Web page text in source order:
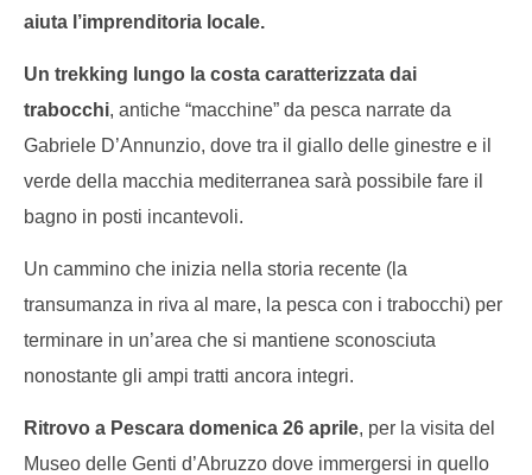
aiuta l’imprenditoria locale.
Un trekking lungo la costa caratterizzata dai
trabocchi, antiche “macchine” da pesca narrate da
Gabriele D’Annunzio, dove tra il giallo delle ginestre e il
verde della macchia mediterranea sarà possibile fare il
bagno in posti incantevoli.
Un cammino che inizia nella storia recente (la
transumanza in riva al mare, la pesca con i trabocchi) per
terminare in un’area che si mantiene sconosciuta
nonostante gli ampi tratti ancora integri.
Ritrovo a Pescara domenica 26 aprile, per la visita del
Museo delle Genti d’Abruzzo dove immergersi in quello